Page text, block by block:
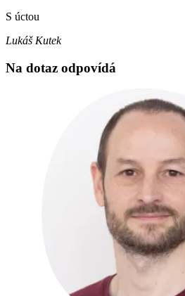
S úctou
Lukáš Kutek
Na dotaz odpovídá